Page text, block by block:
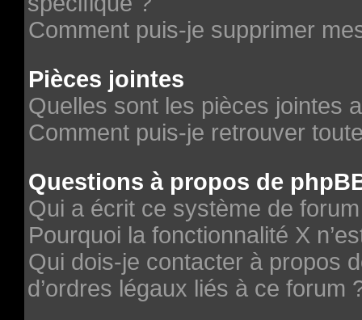
Comment puis-je supprimer
Pièces jointes
Quelles sont les pièces jointes
Comment puis-je retrouver
Questions à propos de
Qui a écrit ce système de
Pourquoi la fonctionnalité X
Qui dois-je contacter à propos
d’ordres légaux liés à ce forum